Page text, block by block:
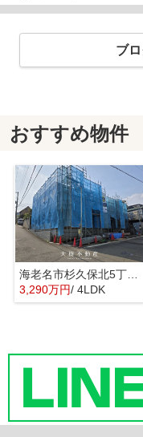
ブ
おすすめ物件
海老名市杉久保北5丁目 新築戸建て 全3棟
3,290万円/ 4LDK